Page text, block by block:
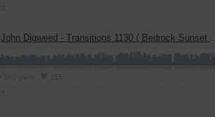
John Digweed - Transitions 1130 ( Bedrock Sunset Cruise Miami with John Digweed and Spencer Brown )